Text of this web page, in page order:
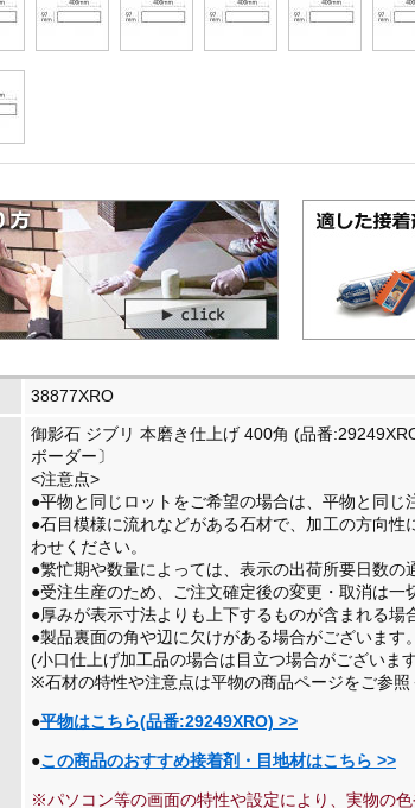
38877XRO
御影石 ジブリ 本磨き仕上げ 400角 (品番
ボーダー〕
<注意点>
●平物と同じロットをご希望の場合は、平物と同じ
●石目模様に流れなどがある石材で、加工の方向
わせください。
●繁忙期や数量によっては、表示の出荷所要日数の
●受注生産のため、ご注文確定後の変更・取消は一
●厚みが表示寸法よりも上下するものが含まれる場
●製品裏面の角や辺に欠けがある場合がございます
(小口仕上げ加工品の場合は目立つ場合がございま
※石材の特性や注意点は平物の商品ページをご参照
●平物はこちら(品番:29249XRO) >>
●この商品のおすすめ接着剤・目地材はこちら >>
※パソコン等の画面の特性や設定により、実物の